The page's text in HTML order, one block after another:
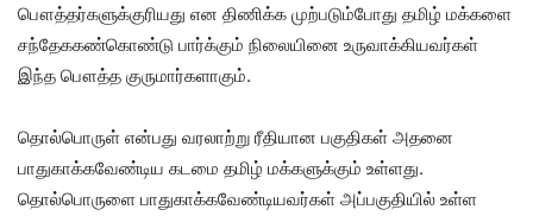
பௌத்தர்களுக்குரியது என திணிக்க முற்படும்போது தமிழ் மக்களை
சந்தேககண்கொண்டு பார்க்கும் நிலையினை உருவாக்கியவர்கள்
இந்த பௌத்த குருமார்களாகும்.
தொல்பொருள் என்பது வரலாற்று ரீதியான பகுதிகள் அதனை
பாதுகாக்கவேண்டிய கடமை தமிழ் மக்களுக்கும் உள்ளது.
தொல்பொருளை பாதுகாக்கவேண்டியவர்கள் அப்பகுதியில் உள்ள